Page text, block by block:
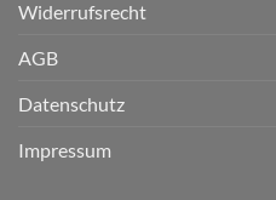
Widerrufsrecht
AGB
Datenschutz
Impressum